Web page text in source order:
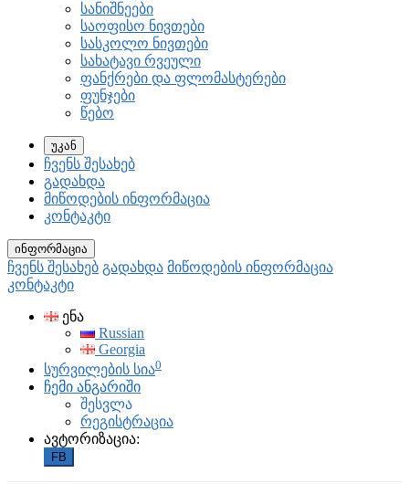
სანიშნეები
საოფისო ნივთები
სასკოლო ნივთები
სახატავი რვეული
ფანქრები და ფლომასტერები
ფუნჯები
წებო
უკან
ჩვენს შესახებ
გადახდა
მიწოდების ინფორმაცია
კონტაკტი
ინფორმაცია
ჩვენს შესახებ გადახდა მიწოდების ინფორმაცია
კონტაკტი
ენა
Russian
Georgia
სურვილების სია0
ჩემი ანგარიში
შესვლა
რეგისტრაცია
ავტორიზაცია:
FB